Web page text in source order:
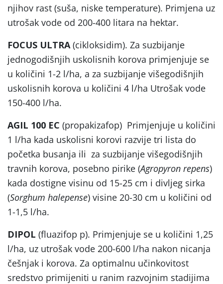
njihov rast (suša, niske temperature). Primjena uz
utrošak vode od 200-400 litara na hektar.
FOCUS ULTRA (cikloksidim). Za suzbijanje
jednogodišnjih uskolisnih korova primjenjuje se
u količini 1-2 l/ha, a za suzbijanje višegodišnjih
uskolisnih korova u količini 4 l/ha Utrošak vode
150-400 l/ha.
AGIL 100 EC (propakizafop) Primjenjuje u količini
1 l/ha kada uskolisni korovi razvije tri lista do
početka busanja ili za suzbijanje višegodišnjih
travnih korova, posebno pirike (Agropyron repens)
kada dostigne visinu od 15-25 cm i divljeg sirka
(Sorghum halepense) visine 20-30 cm u količini od
1-1,5 l/ha.
DIPOL (fluazifop p). Primjenjuje se u količini 1,25
l/ha, uz utrošak vode 200-600 l/ha nakon nicanja
češnjak i korova. Za optimalnu učinkovitost
sredstvo primijeniti u ranim razvojnim stadijima